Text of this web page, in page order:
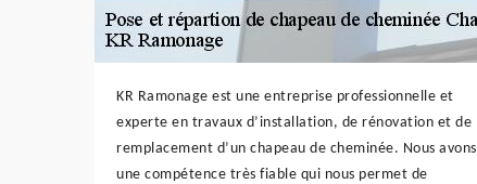
KR Ramonage est une entreprise professionnelle et
experte en travaux d’installation, de rénovation et de
remplacement d’un chapeau de cheminée. Nous avons
une compétence très fiable qui nous permet de